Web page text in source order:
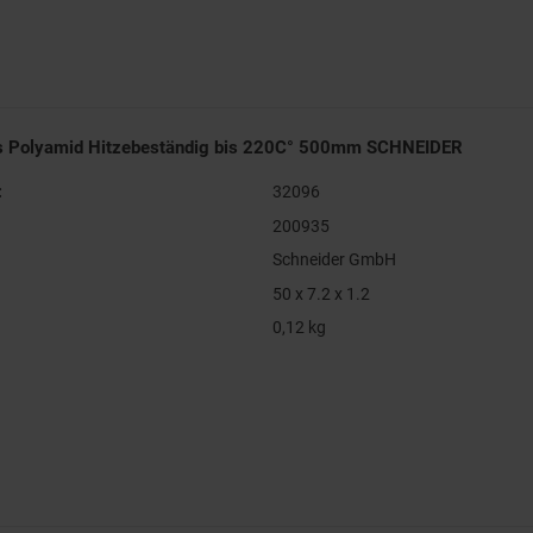
Polyamid Hitzebeständig bis 220C° 500mm SCHNEIDER
32096
200935
Schneider GmbH
50 x 7.2 x 1.2
0,12 kg